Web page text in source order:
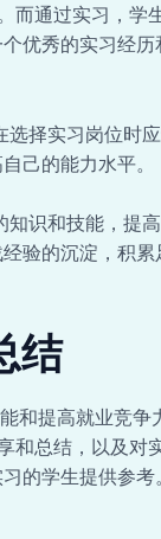
而通过实习，学
优秀的实习经历
择实习岗位时
己的能力水平。
识和技能，提
验的沉淀，积累
结
和提高就业竞争
和总结，以及对
的学生提供参考。